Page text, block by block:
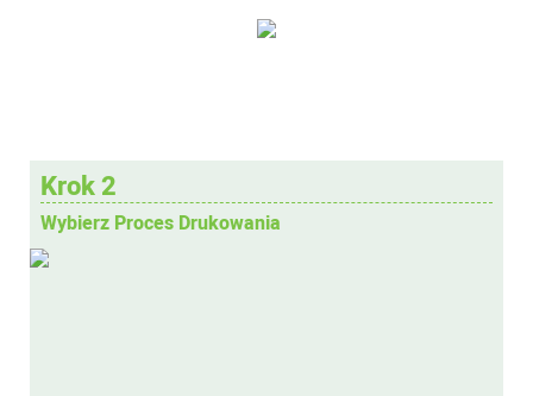
Krok 2
Wybierz Proces Drukowania